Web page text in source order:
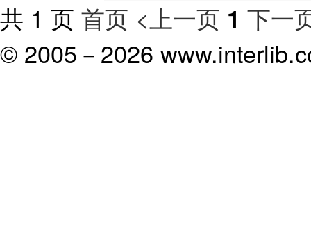
共 1 页 首页 <上一页 1 下一
© 2005－ 2026